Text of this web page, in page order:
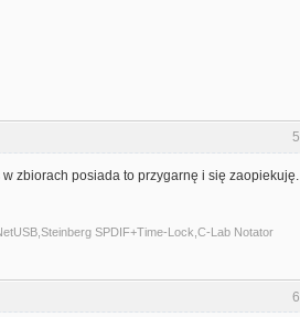
5
zbiorach posiada to przygarnę i się zaopiekuję.
SPDIF+Time-Lock,C-Lab Notator
6